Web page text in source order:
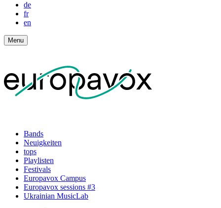
de
fr
en
Menu
Bands
Neuigkeiten
tops
Playlisten
Festivals
Europavox Campus
Europavox sessions #3
Ukrainian MusicLab